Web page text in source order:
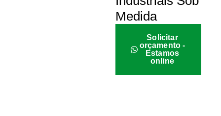
Medida
Solicitar
orçamento -
Estamos
online